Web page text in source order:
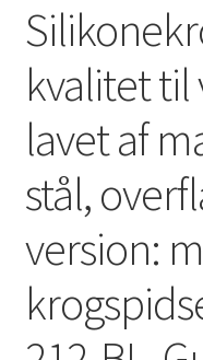
kvalitet
lavet af
stål,
version: